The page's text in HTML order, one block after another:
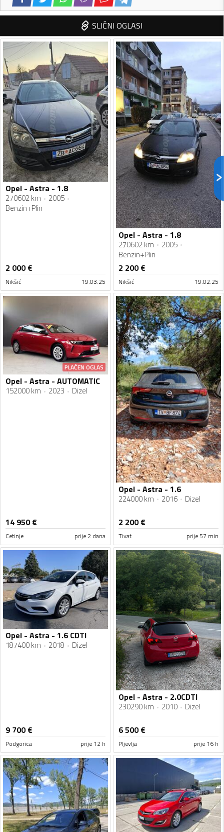
SLIČNI OGLASI
Opel - Astra - 1.8
270602 km
2005
Benzin+Plin
2 000€
Nikšić 19.03.25
Opel - Astra - 1.8
270602 km
2005
Benzin+Plin
2 200€
Nikšić 19.02.25
PLAĆEN OGLAS
Opel - Astra - AUTOMATIC
152000 km 2023 Dizel
14 950€
Cetinje prije 2 dana
Opel - Astra - 1.6
224000 km 2016 Dizel
2 200€
Tivat prije 57 min
Opel - Astra - 1.6 CDTI
187400 km 2018 Dizel
9 700€
Podgorica prije 12 h
Opel - Astra - 2.0CDTI
230290 km 2010 Dizel
6 500€
Pljevlja prije 16 h